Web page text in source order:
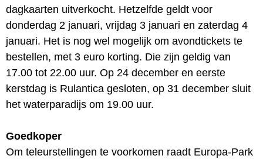
dagkaarten uitverkocht. Hetzelfde geldt voor
donderdag 2 januari, vrijdag 3 januari en zaterdag 4
januari. Het is nog wel mogelijk om avondtickets te
bestellen, met 3 euro korting. Die zijn geldig van
17.00 tot 22.00 uur. Op 24 december en eerste
kerstdag is Rulantica gesloten, op 31 december sluit
het waterparadijs om 19.00 uur.
Goedkoper
Om teleurstellingen te voorkomen raadt Europa-Park